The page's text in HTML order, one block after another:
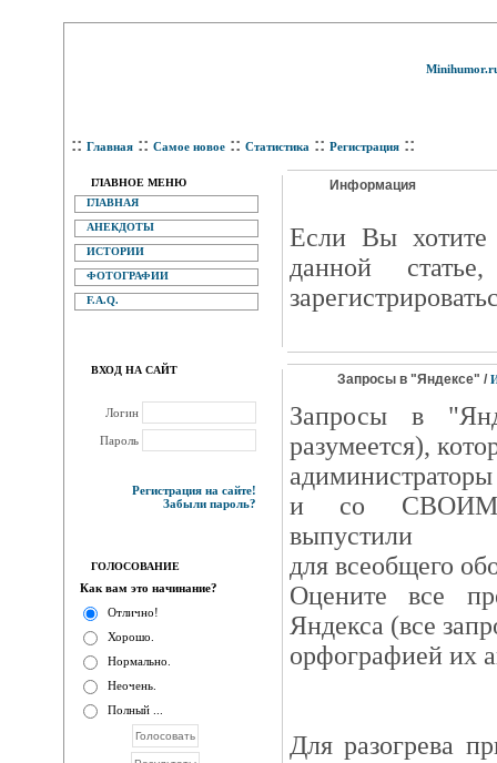
:: Главная :: Самое новое :: Статистика :: Регистрация ::
ГЛАВНОЕ МЕНЮ
ГЛАВНАЯ
АНЕКДОТЫ
ИСТОРИИ
ФОТОГРАФИИ
F.A.Q.
ВХОД НА САЙТ
Логин
Пароль
Регистрация на сайте!
Забыли пароль?
ГОЛОСОВАНИЕ
Как вам это начинание?
Отлично!
Хорошо.
Нормально.
Неочень.
Полный ...
Информация
Eсли Вы хотите
данной
Запросы в "Яндексе" /
Запросы в
разумеется),
и со
выпустили
для всеобщего
Оцените все
Яндекса (все
орфографией их
Для разогрева